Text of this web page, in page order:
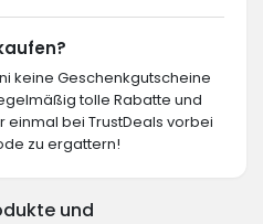
keine Geschenkgutscheine
tolle Rabatte und
bei TrustDeals vorbei
zu ergattern!
und